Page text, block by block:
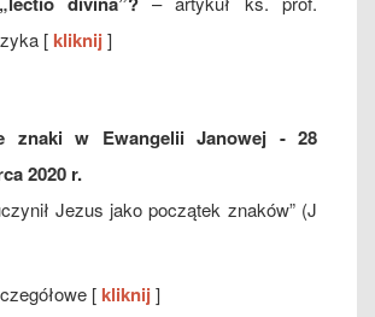
[ kliknij]
znaki w Ewangelii Janowej - 28
2020 r.
Jezus jako początek znaków” (J
[ kliknij]